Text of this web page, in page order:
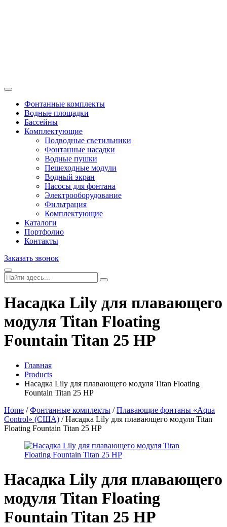
Фонтанные комплекты
Водные площадки
Бассейны
Комплектующие
Подводные светильники
Фонтанные насадки
Водные пушки
Пешеходные модули
Водный экран
Насосы для фонтана
Электрооборудование
Фильтрация
Комплектующие
Каталоги
Портфолио
Контакты
Заказать звонок
Насадка Lily для плавающего
модуля Titan Floating
Fountain Titan 25 HP
Главная
Products
Насадка Lily для плавающего модуля Titan Floating
Fountain Titan 25 HP
Home /Фонтанные комплекты /Плавающие фонтаны «Aqua
Control» (США) / Насадка Lily для плавающего модуля Titan
Floating Fountain Titan 25 HP
Насадка Lily для плавающего
модуля Titan Floating
Fountain Titan 25 HP